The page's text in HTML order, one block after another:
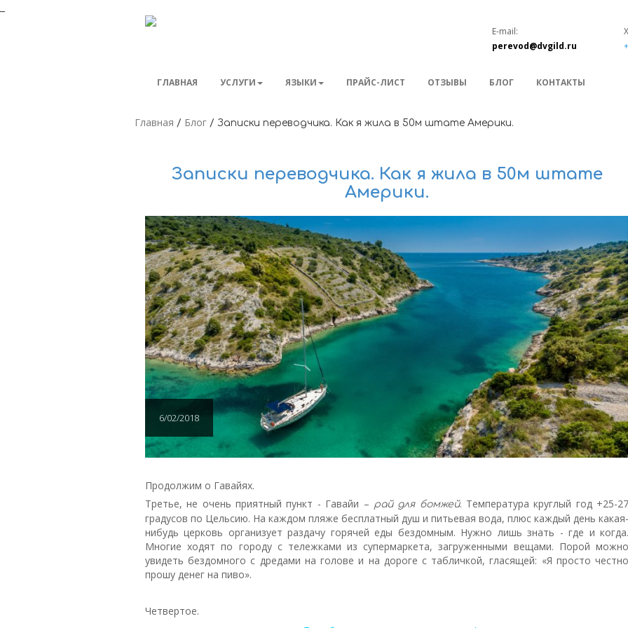
E-mail:
perevod@dvgild.ru
ГЛАВНАЯ УСЛУГИ ЯЗЫКИ ПРАЙС-ЛИСТ ОТЗЫВЫ БЛОГ КОНТАКТЫ
Главная / Блог / Записки переводчика. Как я жила в 50м штате Америки.
Записки переводчика. Как я жила в 50м штате
Америки.
6/02/2018
Продолжим о Гавайях.
Третье, не очень приятный пункт - Гавайи – рай для бомжей. Температура круглый год +25-27
градусов по Цельсию. На каждом пляже бесплатный душ и питьевая вода, плюс каждый день какая-
нибудь церковь организует раздачу горячей еды бездомным. Нужно лишь знать - где и когда.
Многие ходят по городу с тележками из супермаркета, загруженными вещами. Порой можно
увидеть бездомного с дредами на голове и на дороге с табличкой, гласящей: «Я просто честно
прошу денег на пиво».
Четвертое.